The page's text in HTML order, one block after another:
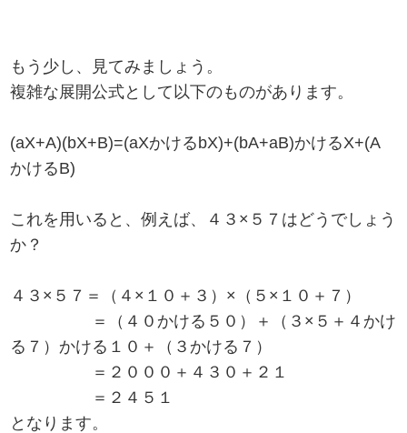
もう少し、見てみましょう。
複雑な展開公式として以下のものがあります。
(aX+A)(bX+B)=(aXかけるbX)+(bA+aB)かけるX+(A
かけるB)
これを用いると、例えば、４３×５７はどうでしょう
か？
４３×５７＝（４×１０＋３）×（５×１０＋７）
＝（４０かける５０）＋（３×５＋４かけ
る７）かける１０＋（３かける７）
＝２０００＋４３０＋２１
＝２４５１
となります。